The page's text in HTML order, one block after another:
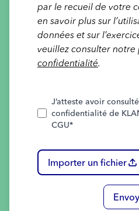
par le recueil de votre
en savoir plus sur
données et sur
veuillez consulter notre
confidentialité.
J’atteste avoir
confidentialité de
CGU*
Importer un fichier